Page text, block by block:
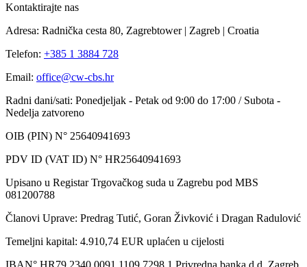
Kontaktirajte nas
Adresa: Radnička cesta 80, Zagrebtower | Zagreb | Croatia
Telefon: +385 1 3884 728
Email: office@cw-cbs.hr
Radni dani/sati: Ponedjeljak - Petak od 9:00 do 17:00 / Subota -
Nedelja zatvoreno
OIB (PIN) N° 25640941693
PDV ID (VAT ID) N° HR25640941693
Upisano u Registar Trgovačkog suda u Zagrebu pod MBS
081200788
Članovi Uprave: Predrag Tutić, Goran Živković i Dragan Radulović
Temeljni kapital: 4.910,74 EUR uplaćen u cijelosti
IBAN° HR79 2340 0091 1109 7298 1 Privredna banka d.d. Zagreb,